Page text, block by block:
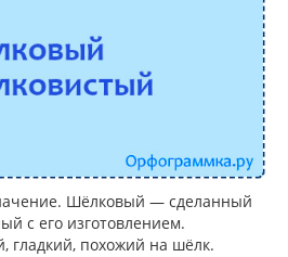
Шёлковый — сделанный
с его изготовлением.
гладкий, похожий на шёлк.